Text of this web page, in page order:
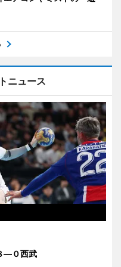
ニュース
―０西武